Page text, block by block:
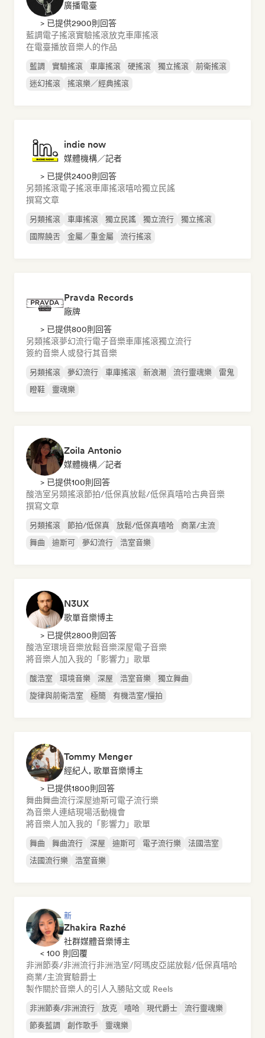
廣播電臺
> 已提供2900則回答
藍調電子搖滾實驗搖滾放克車庫搖滾
在電臺播放音樂人的作品
藍調 實驗搖滾 車庫搖滾 硬搖滾 獨立搖滾
前衛搖滾
迷幻搖滾
搖滾樂／經典搖滾
indie now
媒體機構／記者
> 已提供2400則回答
另類搖滾電子搖滾車庫搖滾嘻哈獨立民謠
撰寫文章
另類搖滾 車庫搖滾 獨立民謠 獨立流行
獨立搖滾
國際饒舌
金屬／重金屬 流行搖滾
Pravda Records
廠牌
> 已提供800則回答
另類搖滾夢幻流行電子音樂車庫搖滾獨立流行
簽約音樂人或發行其音樂
另類搖滾 夢幻流行 車庫搖滾 新浪潮 流行靈魂樂
雷鬼
瞪鞋
靈魂樂
Zoila Antonio
媒體機構／記者
> 已提供100則回答
酸浩室另類搖滾節拍/低保真放鬆/低保真嘻哈古典音樂
撰寫文章
另類搖滾 節拍/低保真 放鬆/低保真嘻哈
商業/主流
舞曲
迪斯可 夢幻流行 浩室音樂
N3UX
歌單音樂博主
> 已提供2800則回答
酸浩室環境音樂放鬆音樂深屋電子音樂
將音樂人加入我的「影響力」歌單
酸浩室 環境音樂 深屋 浩室音樂
獨立舞曲
旋律與前衛浩室
極簡 有機浩室/慢拍
Tommy Menger
經紀人, 歌單音樂博主
> 已提供1800則回答
舞曲舞曲流行深屋迪斯可電子流行樂
為音樂人連結現場活動機會
將音樂人加入我的「影響力」歌單
舞曲 舞曲流行 深屋 迪斯可 電子流行樂
法國浩室
法國流行樂
浩室音樂
新
Zhakira Razhé
社群媒體音樂博主
< 100 則回覆
非洲節奏/非洲流行非洲浩室/阿瑪皮亞諾放鬆/低保真嘻哈
商業/主流實驗爵士
製作關於音樂人的引人入勝貼文或 Reels
非洲節奏/非洲流行 放克 嘻哈 現代爵士
流行靈魂樂
節奏藍調
創作歌手 靈魂樂